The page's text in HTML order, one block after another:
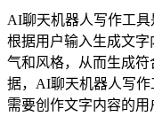
AI聊天机器人写作工
根据用户输入生成文
气和风格，从而生成
据，AI聊天机器人写
需要创作文字内容的用